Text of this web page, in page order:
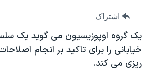
جهش
جستجوویژه برنامه‌ها
ویدیوها
۲۵۰سالگی آمریکا
بایگانی برنامه‌های تلویزیونی
یادگیری زبان انگلیسی
اشتراک
یک گروه اوپوزیسیون می گوید یک
خیابانی را برای تاکید بر انجام
ریزی می کند.